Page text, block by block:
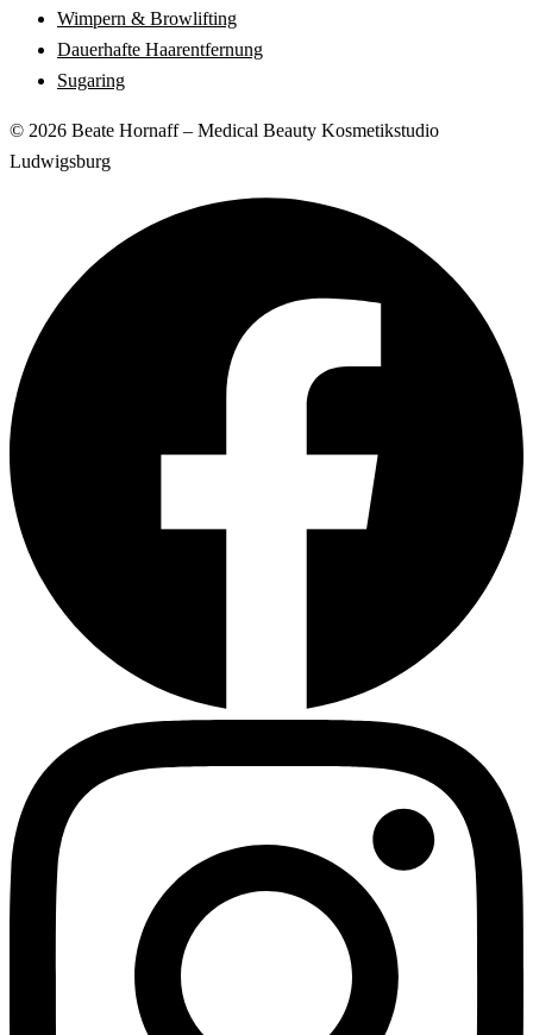
Wimpern & Browlifting
Dauerhafte Haarentfernung
Sugaring
© 2026 Beate Hornaff – Medical Beauty Kosmetikstudio
Ludwigsburg